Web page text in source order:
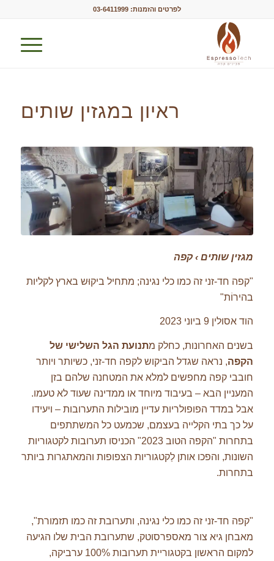
לפרטים והזמנות: 03-6411999
ראיון במגזין שותים
מגזין שותים › קפה
"קפה חד-זני זה כמו כלי נגינה; מתחיל ביקוּש בארץ לקליות
בהירוֹת"
הוד אסולין 9 ביוני 2023
בשנים האחרונות, כחלק מתנועת הגל השלישי של
הקפה, נראה שגדל הביקוש לקפה חד-זני, כשיותר ויותר
חובבי קפה מחפשים למלא את המטחנה שלהם בזן
המעניין הבא – בעיבוד מיוחד או ממדינה שעוד לא טעמו.
אבל במדד הפופולריות עדיין מובילות התערובות – ויעידו
על כך בתי הקלייה בעצמם, שכמעט כל המשתתפים
בתחרות "הקפה הטוב 2023" הכניסו תערובות לקטגוריות
השונות, והפכו אותן לַקטגוריות הצפופות והמאתגרות ביותר
בתחרות.
"קפה חד-זני זה כמו כלי נגינה, ותערובת זה כמו תזמורת",
מאבחן גיא צור מאספרסוטק, שתערובת הבית שלו הגיעה
למקום הראשון בקטגוריית תערובות 100% ערביקה,